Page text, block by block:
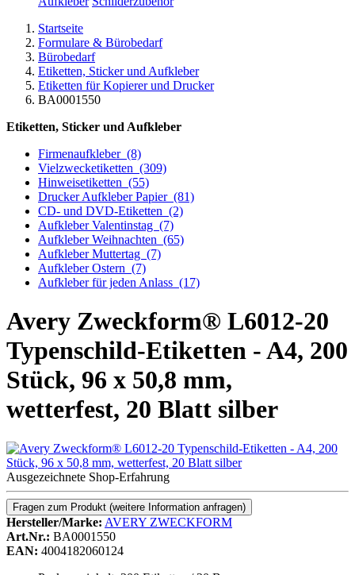
Startseite
Formulare & Bürobedarf
Bürobedarf
Etiketten, Sticker und Aufkleber
Etiketten für Kopierer und Drucker
BA0001550
Etiketten, Sticker und Aufkleber
Firmenaufkleber (8)
Vielzwecketiketten (309)
Hinweisetiketten (55)
Drucker Aufkleber Papier (81)
CD- und DVD-Etiketten (2)
Aufkleber Valentinstag (7)
Aufkleber Weihnachten (65)
Aufkleber Muttertag (7)
Aufkleber Ostern (7)
Aufkleber für jeden Anlass (17)
Avery Zweckform® L6012-20
Typenschild-Etiketten - A4, 200
Stück, 96 x 50,8 mm,
wetterfest, 20 Blatt silber
Ausgezeichnete Shop-Erfahrung
Fragen zum Produkt (weitere Information anfragen)
Hersteller/Marke: AVERY ZWECKFORM
Art.Nr.: BA0001550
EAN: 4004182060124